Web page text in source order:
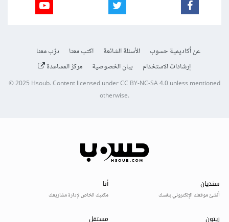
عن أكاديمية حسوب الأسئلة الشائعة اكتب معنا
درّب معنا
إرشادات الاستخدام
بيان الخصوصية مركز المساعدة
© 2025Hsoub.Content licensed underCC BY-NC-SA 4.0unless mentioned
otherwise.